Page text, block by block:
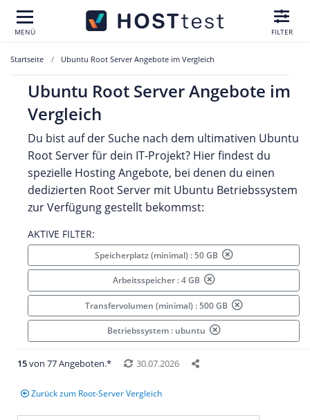
MENÜ FILTER
Startseite Ubuntu Root Server Angebote im Vergleich
Ubuntu Root Server Angebote im
Vergleich
Du bist auf der Suche nach dem ultimativen Ubuntu
Root Server für dein IT-Projekt? Hier findest du
spezielle Hosting Angebote, bei denen du einen
dedizierten Root Server mit Ubuntu Betriebssystem
zur Verfügung gestellt bekommst:
AKTIVE FILTER:
Speicherplatz (minimal) : 50 GB
Arbeitsspeicher : 4 GB
Transfervolumen (minimal) : 500 GB
Betriebssystem : ubuntu
15von 77 Angeboten.* 30.07.2026
Zurück zum Root-Server Vergleich